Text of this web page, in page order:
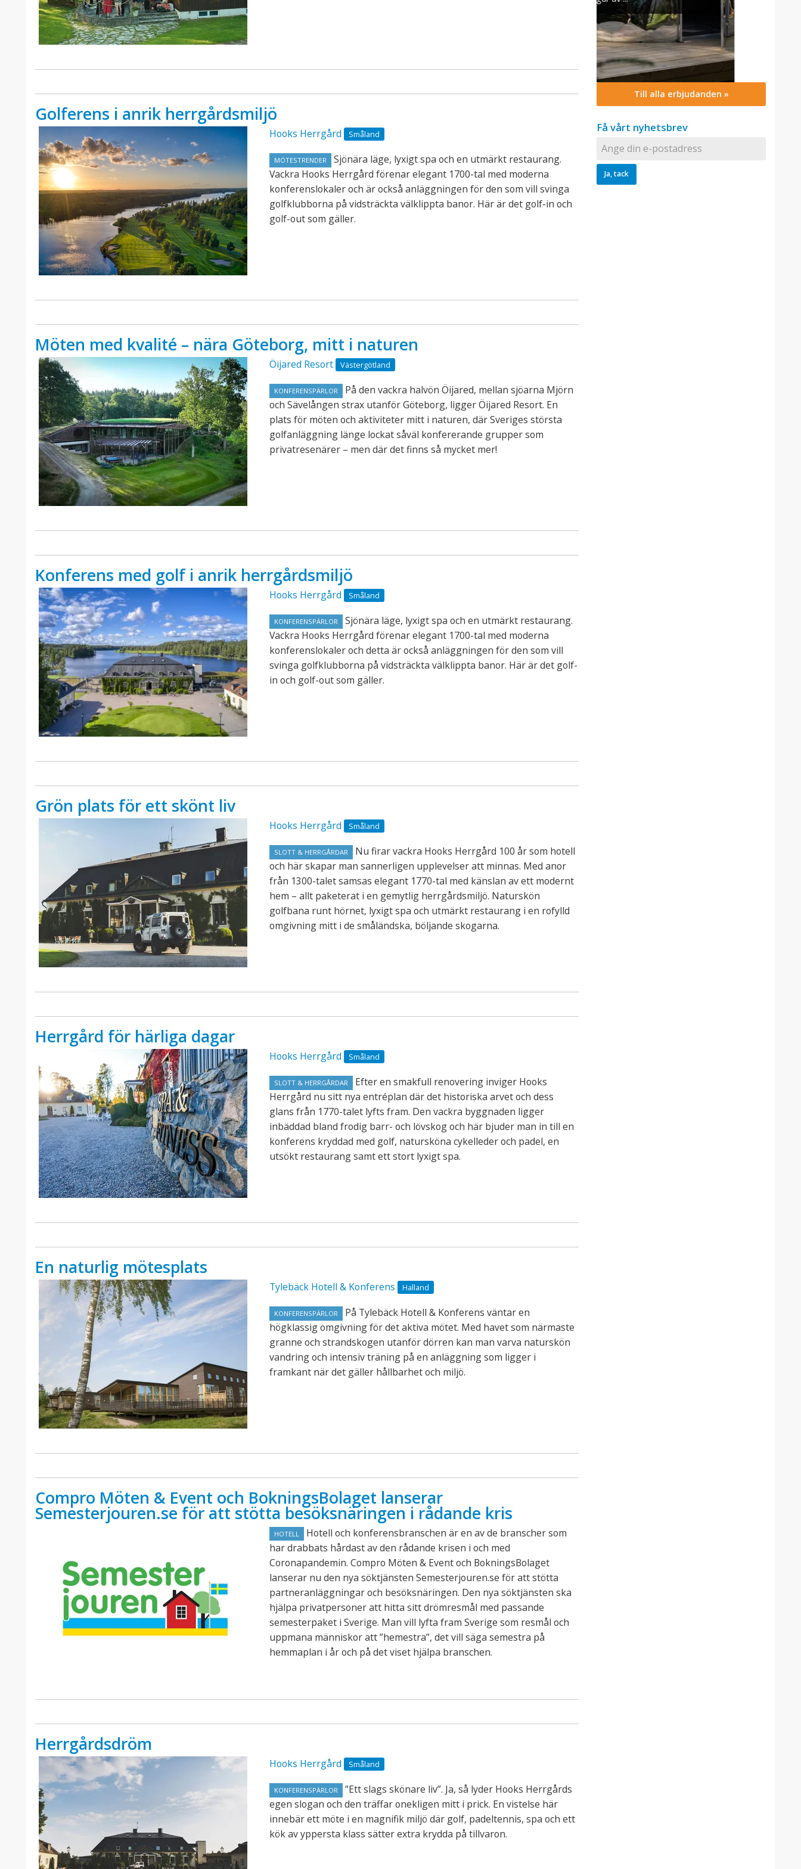
Golferens i anrik herrgårdsmiljö
Hooks Herrgård Småland
MÖTESTRENDER
Sjönära läge, lyxigt spa och en utmärkt restaurang.
Vackra Hooks Herrgård förenar elegant 1700-tal med moderna
konferenslokaler och är också anläggningen för den som vill svinga
golfklubborna på vidsträckta välklippta banor. Här är det golf-in och
golf-out som gäller.
Möten med kvalité – nära Göteborg, mitt i naturen
Öijared Resort Västergötland
KONFERENSPÄRLOR
På den vackra halvön Öijared, mellan sjöarna Mjörn
och Sävelången strax utanför Göteborg, ligger Öijared Resort. En
plats för möten och aktiviteter mitt i naturen, där Sveriges största
golfanläggning länge lockat såväl konfererande grupper som
privatresenärer – men där det finns så mycket mer!
Konferens med golf i anrik herrgårdsmiljö
Hooks Herrgård Småland
KONFERENSPÄRLOR
Sjönära läge, lyxigt spa och en utmärkt restaurang.
Vackra Hooks Herrgård förenar elegant 1700-tal med moderna
konferenslokaler och detta är också anläggningen för den som vill
svinga golfklubborna på vidsträckta välklippta banor. Här är det golf-
in och golf-out som gäller.
Grön plats för ett skönt liv
Hooks Herrgård Småland
SLOTT & HERRGÅRDAR
Nu firar vackra Hooks Herrgård 100 år som hotell
och här skapar man sannerligen upplevelser att minnas. Med anor
från 1300-talet samsas elegant 1770-tal med känslan av ett modernt
hem – allt paketerat i en gemytlig herrgårdsmiljö. Naturskön
golfbana runt hörnet, lyxigt spa och utmärkt restaurang i en rofylld
omgivning mitt i de småländska, böljande skogarna.
Herrgård för härliga dagar
Hooks Herrgård Småland
SLOTT & HERRGÅRDAR
Efter en smakfull renovering inviger Hooks
Herrgård nu sitt nya entréplan där det historiska arvet och dess
glans från 1770-talet lyfts fram. Den vackra byggnaden ligger
inbäddad bland frodig barr- och lövskog och här bjuder man in till en
konferens kryddad med golf, natursköna cykelleder och padel, en
utsökt restaurang samt ett stort lyxigt spa.
En naturlig mötesplats
Tylebäck Hotell & Konferens Halland
KONFERENSPÄRLOR
På Tylebäck Hotell & Konferens väntar en
högklassig omgivning för det aktiva mötet. Med havet som närmaste
granne och strandskogen utanför dörren kan man varva naturskön
vandring och intensiv träning på en anläggning som ligger i
framkant när det gäller hållbarhet och miljö.
Compro Möten & Event och BokningsBolaget lanserar
Semesterjouren.se för att stötta besöksnäringen i rådande kris
HOTELL
Hotell och konferensbranschen är en av de branscher som
har drabbats hårdast av den rådande krisen i och med
Coronapandemin. Compro Möten & Event och BokningsBolaget
lanserar nu den nya söktjänsten Semesterjouren.se för att stötta
partneranläggningar och besöksnäringen. Den nya söktjänsten ska
hjälpa privatpersoner att hitta sitt drömresmål med passande
semesterpaket i Sverige. Man vill lyfta fram Sverige som resmål och
uppmana människor att ”hemestra”, det vill säga semestra på
hemmaplan i år och på det viset hjälpa branschen.
Herrgårdsdröm
Hooks Herrgård Småland
KONFERENSPÄRLOR
”Ett slags skönare liv”. Ja, så lyder Hooks Herrgårds
egen slogan och den träffar onekligen mitt i prick. En vistelse här
innebär ett möte i en magnifik miljö där golf, padeltennis, spa och ett
kök av yppersta klass sätter extra krydda på tillvaron.
Till alla erbjudanden »
Få vårt nyhetsbrev